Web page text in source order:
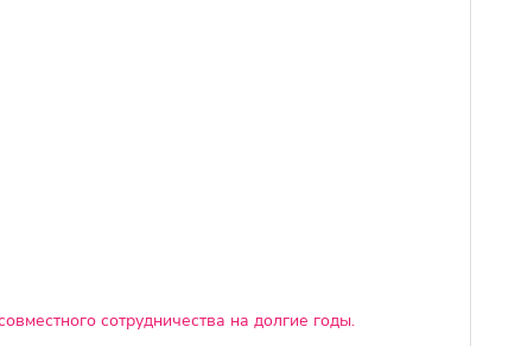
сотрудничества на долгие годы.